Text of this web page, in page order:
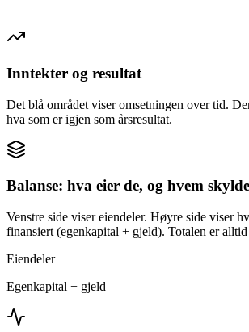
Inntekter og resultat
Det blå området viser omsetningen over tid.
hva som er igjen som årsresultat.
Balanse: hva eier de, og hvem
Venstre side viser eiendeler. Høyre side viser
finansiert (egenkapital + gjeld). Totalen er
Eiendeler
Egenkapital + gjeld